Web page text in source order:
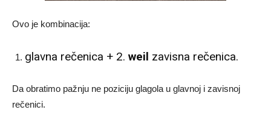
Ovo je kombinacija:
glavna rečenica + 2. weil zavisna rečenica.
Da obratimo pažnju ne poziciju glagola u glavnoj i zavisnoj
rečenici.